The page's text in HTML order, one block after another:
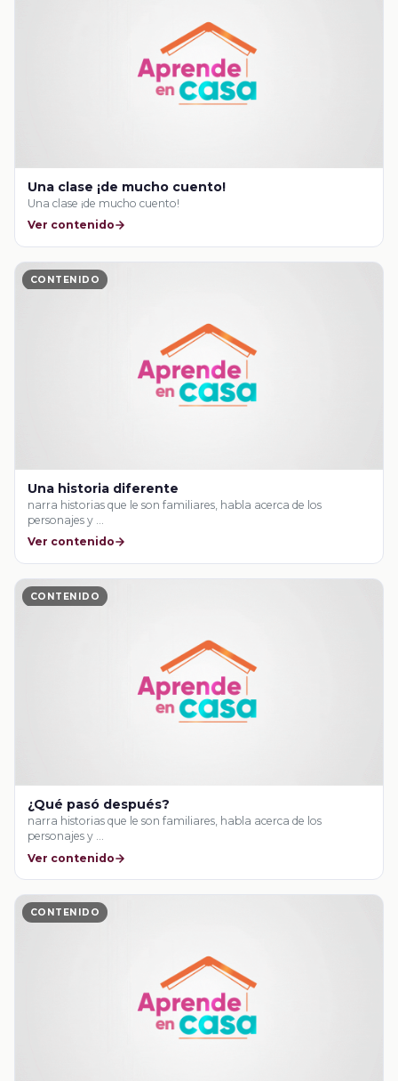
Una clase ¡de mucho cuento!
Una clase ¡de mucho cuento!
Ver contenido
CONTENIDO
Una historia diferente
narra historias que le son familiares, habla acerca de los
personajes y …
Ver contenido
CONTENIDO
¿Qué pasó después?
narra historias que le son familiares, habla acerca de los
personajes y …
Ver contenido
CONTENIDO